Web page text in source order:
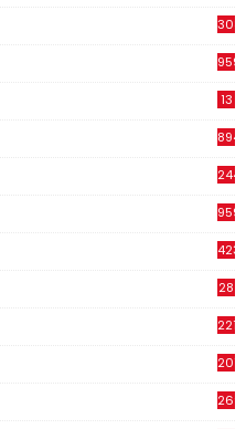
308
959
13
894
244
959
423
28
2210
2019
269